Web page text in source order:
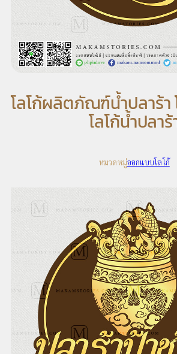
โลโก้ผลิตภัณฑ์น้ำปลาร้า
โลโก้น้ำปลาร้
หมวดหมู่ออกแบบโลโก้